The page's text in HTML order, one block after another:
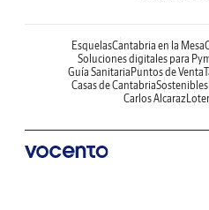
EsquelasCantabria en la Mesa
Soluciones digitales para
Guía SanitariaPuntos de Venta
Casas de CantabriaSostenibles
Carlos Alcaraz